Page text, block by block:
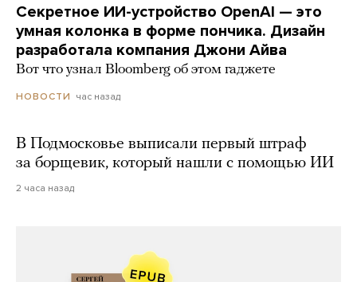
Секретное ИИ-устройство OpenAI — это
умная колонка в форме пончика. Дизайн
разработала компания Джони Айва
Вот что узнал Bloomberg об этом гаджете
НОВОСТИ час назад
В Подмосковье выписали первый штраф
за борщевик, который нашли с помощью ИИ
2 часа назад